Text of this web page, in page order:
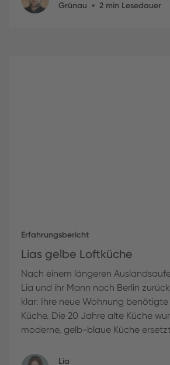
Grünau • 2 min Lesedauer
Erfahrungsbericht
Lias gelbe Loftküche
Nach einem längeren
Lia und ihr Mann nach Berlin
klar: Ihre neue Wohnung benötigte
Küche. Die 20 Jahre alte Küche
moderne, gelb-blaue Küche
Lia